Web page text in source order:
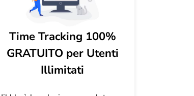
Time Tracking 100%
GRATUITO per Utenti
Illimitati